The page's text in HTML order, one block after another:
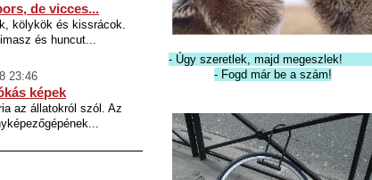
de vicces...
kölykök és kissrácok.
és huncut...
23:46
képek
az állatokról szól. Az
- Úgy szeretlek, majd megeszlek!
- Fogd már be a szám!